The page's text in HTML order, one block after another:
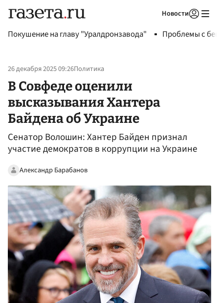
Новости
Покушение на главу "Уралдронзавода" Проблемы с
26 декабря 2025 09:26Политика
В Совфеде оценили
высказывания Хантера
Байдена об Украине
Сенатор Волошин: Хантер Байден признал
участие демократов в коррупции на Украине
Александр Барабанов